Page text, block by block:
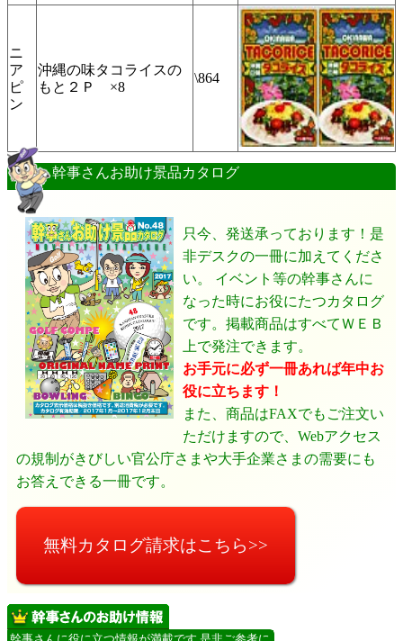
ニ
ア
ピ
ン
沖縄の味タコライスの
もと２Ｐ ×8
\864
幹事さんお助け景品カタログ
只今、発送承っております！是
非デスクの一冊に加えてくださ
い。 イベント等の幹事さんに
なった時にお役にたつカタログ
です。掲載商品はすべてＷＥＢ
上で発注できます。
お手元に必ず一冊あれば年中お
役に立ちます！
また、商品はFAXでもご注文い
ただけますので、Webアクセス
の規制がきびしい官公庁さまや大手企業さまの需要にも
お答えできる一冊です。
無料カタログ請求はこちら>>